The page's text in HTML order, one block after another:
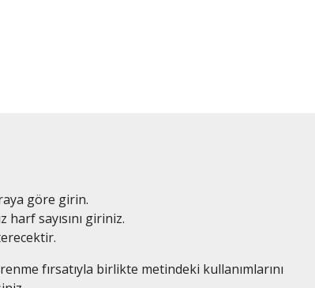
göre girin.
harf sayısını giriniz.
fırsatıyla birlikte metindeki kullanımlarını